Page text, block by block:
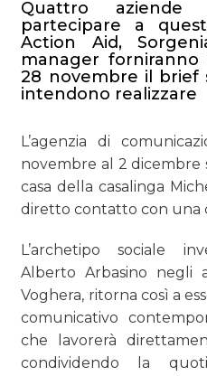
Quattro
partecipare a
Action Aid,
manager
28 novembre il brief
intendono realizzare
L’agenzia di
novembre al 2 dicembre
casa della casalinga
diretto contatto con una
L’archetipo sociale
Alberto Arbasino negli
Voghera, ritorna così a
comunicativo
che lavorerà
condividendo la